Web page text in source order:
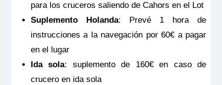
para los cruceros saliendo de Cahors en el Lot
Suplemento Holanda: Prevé 1 hora de
instrucciones a la navegación por 60€ a pagar
en el lugar
Ida sola: suplemento de 160€ en caso de
crucero en ida sola